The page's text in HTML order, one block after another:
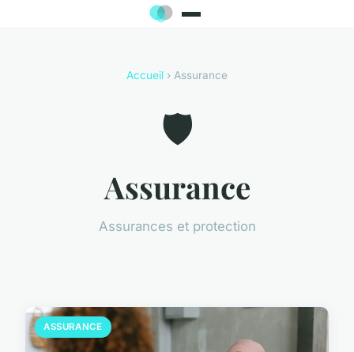
Accueil › Assurance
🛡️
Assurance
Assurances et protection
ASSURANCE